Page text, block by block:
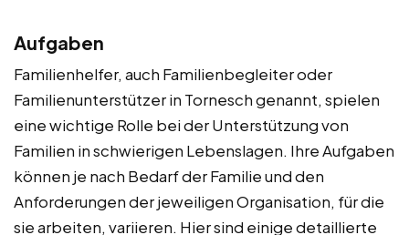
Aufgaben
Familienhelfer, auch Familienbegleiter oder
Familienunterstützer in Tornesch genannt, spielen
eine wichtige Rolle bei der Unterstützung von
Familien in schwierigen Lebenslagen. Ihre Aufgaben
können je nach Bedarf der Familie und den
Anforderungen der jeweiligen Organisation, für die
sie arbeiten, variieren. Hier sind einige detaillierte